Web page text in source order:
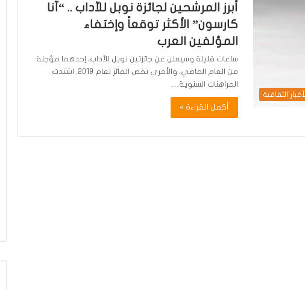
الأخبار الثقافية
أبرز المرشحين لجائزة نوبل للآداب .. “آنا
كارسون” الأكثر توقعاً وإختفاء
المؤلفين العرب
ساعات قليلة وسيعلن عن جائزتين نوبل للآداب، إحدهما مؤجلة
من العام الماضي، والأخري تخص الفائز لعام 2019. اشتدت
المراهنات السنوية…
أكمل القراءة »